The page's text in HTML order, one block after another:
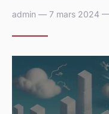
admin — 7 mars 2024